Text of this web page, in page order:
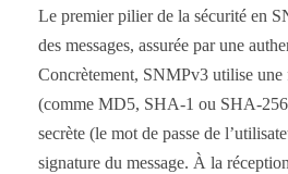
Le premier pilier de la sécurité en
des messages, assurée par une
Concrètement, SNMPv3 utilise une
(comme MD5, SHA-1 ou SHA-
secrète (le mot de passe de
signature du message. À la